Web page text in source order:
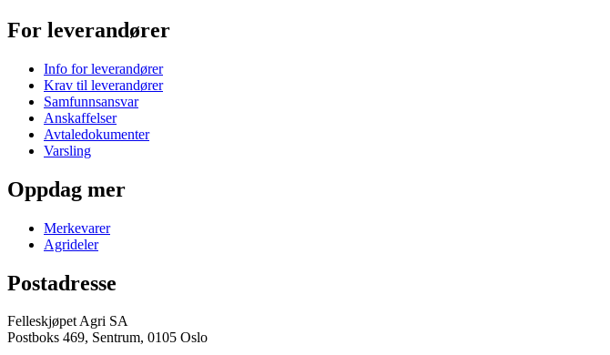
For leverandører
Info for leverandører
Krav til leverandører
Samfunnsansvar
Anskaffelser
Avtaledokumenter
Varsling
Oppdag mer
Merkevarer
Agrideler
Postadresse
Felleskjøpet Agri SA
Postboks 469, Sentrum, 0105 Oslo